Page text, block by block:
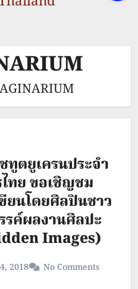
ทูตยูเครนประจำ
ทย ขอเชิญชม
ยนโดยศิลปินชาว
รค์ผลงานศิลปะ
Images)
2018 No Comments